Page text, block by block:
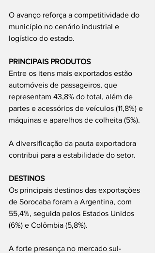
O avanço reforça a competitividade do
município no cenário industrial e
logístico do estado.
PRINCIPAIS PRODUTOS
Entre os itens mais exportados estão
automóveis de passageiros, que
representam 43,8% do total, além de
partes e acessórios de veículos (11,8%) e
máquinas e aparelhos de colheita (5%).
A diversificação da pauta exportadora
contribui para a estabilidade do setor.
DESTINOS
Os principais destinos das exportações
de Sorocaba foram a Argentina, com
55,4%, seguida pelos Estados Unidos
(6%) e Colômbia (5,8%).
A forte presença no mercado sul-